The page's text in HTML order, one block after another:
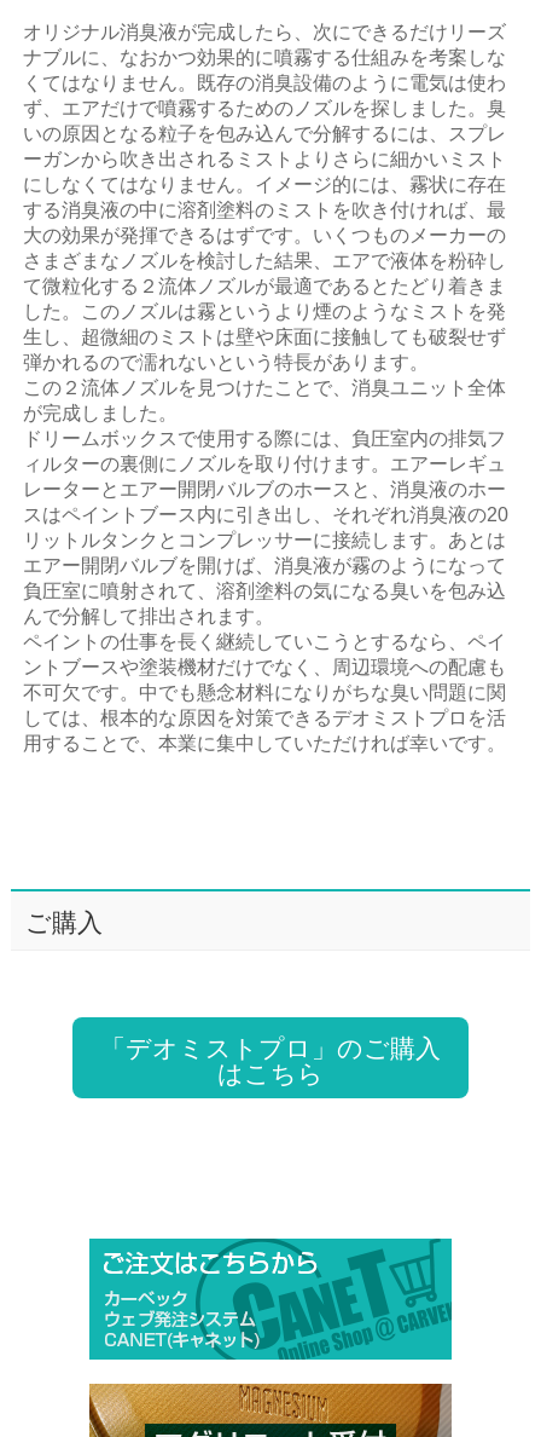
オリジナル消臭液が完成したら、次にできるだけリーズ
ナブルに、なおかつ効果的に噴霧する仕組みを考案しな
くてはなりません。既存の消臭設備のように電気は使わ
ず、エアだけで噴霧するためのノズルを探しました。臭
いの原因となる粒子を包み込んで分解するには、スプレ
ーガンから吹き出されるミストよりさらに細かいミスト
にしなくてはなりません。イメージ的には、霧状に存在
する消臭液の中に溶剤塗料のミストを吹き付ければ、最
大の効果が発揮できるはずです。いくつものメーカーの
さまざまなノズルを検討した結果、エアで液体を粉砕し
て微粒化する２流体ノズルが最適であるとたどり着きま
した。このノズルは霧というより煙のようなミストを発
生し、超微細のミストは壁や床面に接触しても破裂せず
弾かれるので濡れないという特長があります。
この２流体ノズルを見つけたことで、消臭ユニット全体
が完成しました。
ドリームボックスで使用する際には、負圧室内の排気フ
ィルターの裏側にノズルを取り付けます。エアーレギュ
レーターとエアー開閉バルブのホースと、消臭液のホー
スはペイントブース内に引き出し、それぞれ消臭液の20
リットルタンクとコンプレッサーに接続します。あとは
エアー開閉バルブを開けば、消臭液が霧のようになって
負圧室に噴射されて、溶剤塗料の気になる臭いを包み込
んで分解して排出されます。
ペイントの仕事を長く継続していこうとするなら、ペイ
ントブースや塗装機材だけでなく、周辺環境への配慮も
不可欠です。中でも懸念材料になりがちな臭い問題に関
しては、根本的な原因を対策できるデオミストプロを活
用することで、本業に集中していただければ幸いです。
ご購入
「デオミストプロ」のご購入
はこちら